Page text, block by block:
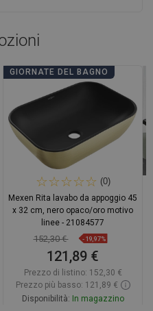
GIORNATE DEL BAGNO
(0)
Mexen Rita lavabo da appoggio 45
x 32 cm, nero opaco/oro motivo
linee - 21084577
152,30 € -19,97%
121,89 €
Prezzo di listino: 152,30 €
Prezzo più basso: 121,89 €
Disponibilità: In magazzino